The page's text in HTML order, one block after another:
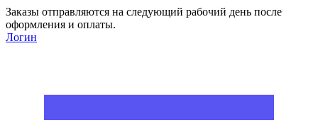
Заказы отправляются на следующий рабочий день после
оформления и оплаты.
Логин